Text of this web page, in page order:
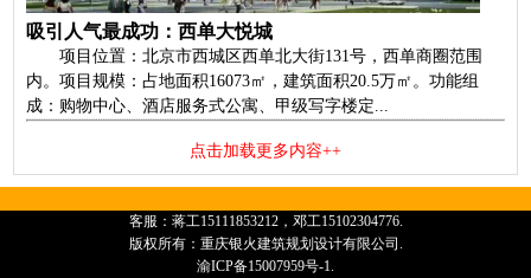
吸引人气最成功：西单大悦城
项目位置：北京市西城区西单北大街131号，西单商圈范围
内。项目规模：占地面积16073㎡，建筑面积20.5万㎡。功能组
成：购物中心、酒店服务式公寓、甲级写字楼定...
点击加载更多内容++
客服：蒋工15111853212，邓工15102304776.
版权所有：重庆银火建筑规划设计有限公司.
渝ICP备15007959号-1.